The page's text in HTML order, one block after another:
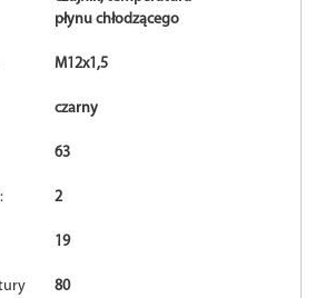
płynu chłodzącego
M12x1,5
czarny
63
2
19
80